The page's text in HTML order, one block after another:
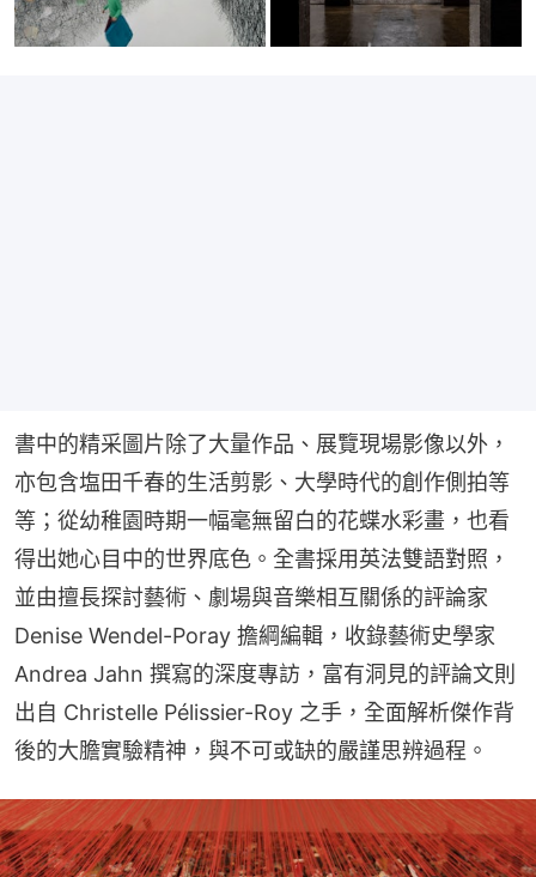
書中的精采圖片除了大量作品、展覽現場影像以外，
亦包含塩田千春的生活剪影、大學時代的創作側拍等
等；從幼稚園時期一幅毫無留白的花蝶水彩畫，也看
得出她心目中的世界底色。全書採用英法雙語對照，
並由擅長探討藝術、劇場與音樂相互關係的評論家
Denise Wendel-Poray 擔綱編輯，收錄藝術史學家
Andrea Jahn 撰寫的深度專訪，富有洞見的評論文則
出自 Christelle Pélissier-Roy 之手，全面解析傑作背
後的大膽實驗精神，與不可或缺的嚴謹思辨過程。